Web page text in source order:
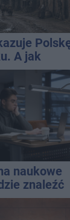
A jak
naukowe
znaleźć